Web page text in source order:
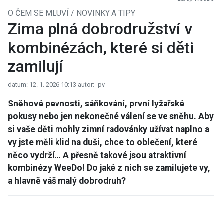
O ČEM SE MLUVÍ / NOVINKY A TIPY
Zima plná dobrodružství v
kombinézách, které si děti
zamilují
datum: 12. 1. 2026 10:13 autor: -pv-
Sněhové pevnosti, sáňkování, první lyžařské
pokusy nebo jen nekonečné válení se ve sněhu. Aby
si vaše děti mohly zimní radovánky užívat naplno a
vy jste měli klid na duši, chce to oblečení, které
něco vydrží… A přesně takové jsou atraktivní
kombinézy WeeDo! Do jaké z nich se zamilujete vy,
a hlavně váš malý dobrodruh?